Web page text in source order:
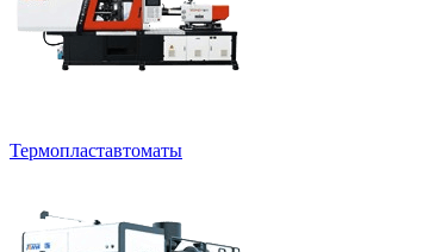
Термопластавтоматы